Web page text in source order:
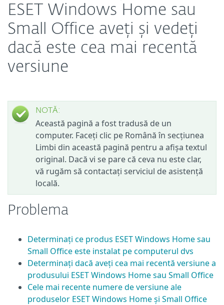
ESET Windows Home sau
Small Office aveți și vedeți
dacă este cea mai recentă
versiune
NOTĂ:
Această pagină a fost tradusă de un
computer. Faceți clic pe Română în secțiunea
Limbi din această pagină pentru a afișa textul
original. Dacă vi se pare că ceva nu este clar,
vă rugăm să contactați serviciul de asistență
locală.
Problema
Determinați ce produs ESET Windows Home sau
Small Office este instalat pe computerul dvs
Determinați dacă aveți cea mai recentă versiune a
produsului ESET Windows Home sau Small Office
Cele mai recente numere de versiune ale
produselor ESET Windows Home și Small Office